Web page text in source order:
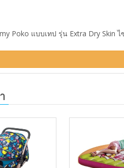
Poko แบบเทป รุ่น Extra Dry